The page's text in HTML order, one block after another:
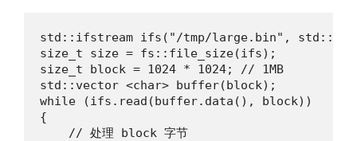
std::ifstream ifs("/tmp/large.bin",
size_t size = fs::file_size(ifs);
size_t block = 1024 * 1024; // 1MB
std::vector <char> buffer(block);
while (ifs.read(buffer.data(), block))
{
    // 处理 block 字节